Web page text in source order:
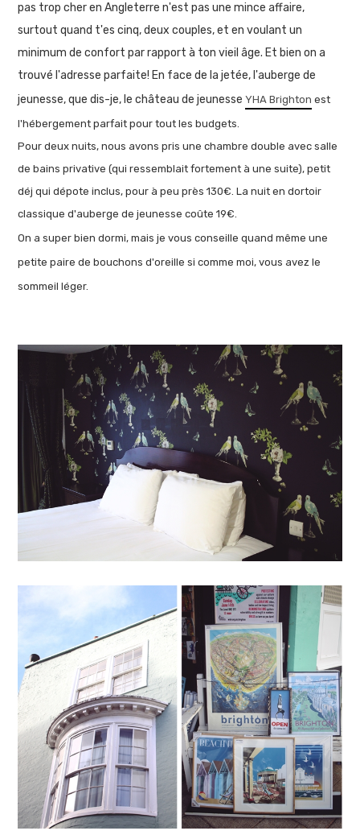
pas trop cher en Angleterre n'est pas une mince affaire,
surtout quand t'es cinq, deux couples, et en voulant un
minimum de confort par rapport à ton vieil âge. Et bien on a
trouvé l'adresse parfaite! En face de la jetée, l'auberge de
jeunesse, que dis-je, le château de jeunesse YHA Brighton est
l'hébergement parfait pour tout les budgets.
Pour deux nuits, nous avons pris une chambre double avec salle
de bains privative (qui ressemblait fortement à une suite), petit
déj qui dépote inclus, pour à peu près 130€. La nuit en dortoir
classique d'auberge de jeunesse coûte 19€.
On a super bien dormi, mais je vous conseille quand même une
petite paire de bouchons d'oreille si comme moi, vous avez le
sommeil léger.